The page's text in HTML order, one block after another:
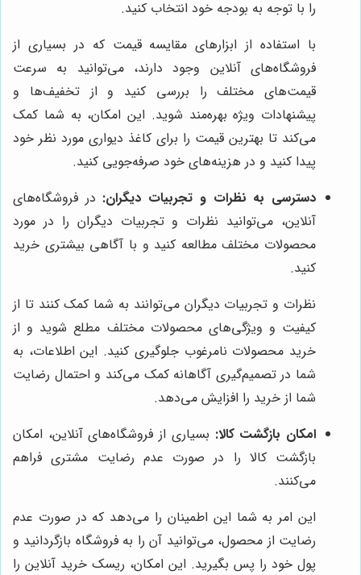
را با توجه به بودجه خود انتخاب کنید.
با استفاده از ابزارهای مقایسه قیمت که در بسیاری از
فروشگاه‌های آنلاین وجود دارند، می‌توانید به سرعت
قیمت‌های مختلف را بررسی کنید و از تخفیف‌ها و
پیشنهادات ویژه بهره‌مند شوید. این امکان، به شما کمک
می‌کند تا بهترین قیمت را برای کاغذ دیواری مورد نظر خود
پیدا کنید و در هزینه‌های خود صرفه‌جویی کنید.
دسترسی به نظرات و تجربیات دیگران: در فروشگاه‌های
آنلاین، می‌توانید نظرات و تجربیات دیگران را در مورد
محصولات مختلف مطالعه کنید و با آگاهی بیشتری خرید
کنید.
نظرات و تجربیات دیگران می‌توانند به شما کمک کنند تا از
کیفیت و ویژگی‌های محصولات مختلف مطلع شوید و از
خرید محصولات نامرغوب جلوگیری کنید. این اطلاعات، به
شما در تصمیم‌گیری آگاهانه کمک می‌کند و احتمال رضایت
شما از خرید را افزایش می‌دهد.
امکان بازگشت کالا: بسیاری از فروشگاه‌های آنلاین، امکان
بازگشت کالا را در صورت عدم رضایت مشتری فراهم
می‌کنند.
این امر به شما این اطمینان را می‌دهد که در صورت عدم
رضایت از محصول، می‌توانید آن را به فروشگاه بازگردانید و
پول خود را پس بگیرید. این امکان، ریسک خرید آنلاین را